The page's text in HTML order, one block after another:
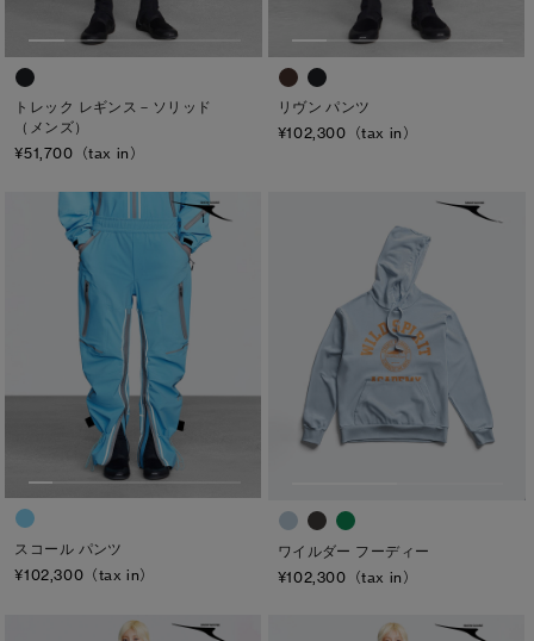
ウエスト
太もも
ふくらはぎ
トレック レギンス－ソリッド
（メンズ）
¥51,700（tax in）
リヴン パンツ
¥102,300（tax in）
スコール パンツ
¥102,300（tax in）
ワイルダー フーディー
¥102,300（tax in）